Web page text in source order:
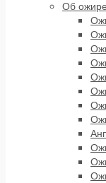
Об